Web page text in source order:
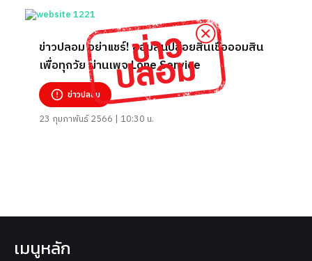
ข่าวปลอม อย่าแชร์! ออมสินปล่อยสินเชื่อออมสิน
เพื่อทุกวัย ผ่านเพจ Lone Service
ข่าวปลอม
23 กุมภาพันธ์ 2566 | 10:30 น.
เมนูหลัก